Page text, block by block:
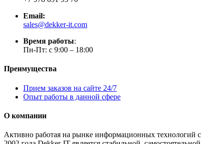
Email:
sales@dekker-it.com
Время работы:
Пн-Пт: с 9:00 – 18:00
Преимущества
Прием заказов на сайте 24/7
Опыт работы в данной сфере
О компании
Активно работая на рынке информационных технологий с